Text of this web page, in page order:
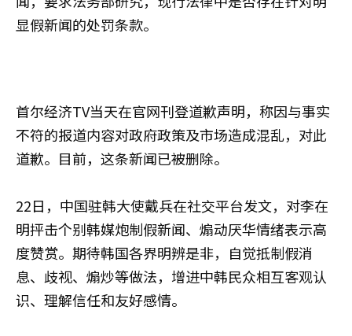
显假新闻的处罚条款。
首尔经济TV当天在官网刊登道歉声明，称因与事实
不符的报道内容对政府政策及市场造成混乱，对此
道歉。目前，这条新闻已被删除。
22日，中国驻韩大使戴兵在社交平台发文，对李在
明抨击个别韩媒炮制假新闻、煽动厌华情绪表示高
度赞赏。期待韩国各界明辨是非，自觉抵制假消
息、歧视、煽炒等做法，增进中韩民众相互客观认
识、理解信任和友好感情。